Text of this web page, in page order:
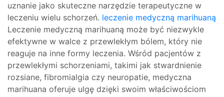
uznanie jako skuteczne narzędzie terapeutyczne w
leczeniu wielu schorzeń. leczenie medyczną marihuaną
Leczenie medyczną marihuaną może być niezwykle
efektywne w walce z przewlekłym bólem, który nie
reaguje na inne formy leczenia. Wśród pacjentów z
przewlekłymi schorzeniami, takimi jak stwardnienie
rozsiane, fibromialgia czy neuropatie, medyczna
marihuana oferuje ulgę dzięki swoim właściwościom